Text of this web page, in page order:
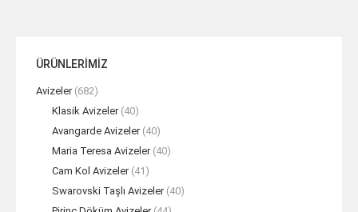
ÜRÜNLERİMİZ
Avizeler (682)
Klasik Avizeler (40)
Avangarde Avizeler (40)
Maria Teresa Avizeler (40)
Cam Kol Avizeler (41)
Swarovski Taşlı Avizeler (40)